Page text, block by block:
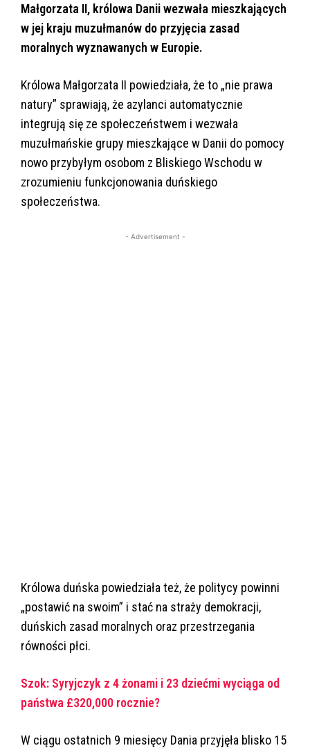
Małgorzata II, królowa Danii wezwała mieszkających
w jej kraju muzułmanów do przyjęcia zasad
moralnych wyznawanych w Europie.
Królowa Małgorzata II powiedziała, że to „nie prawa
natury” sprawiają, że azylanci automatycznie
integrują się ze społeczeństwem i wezwała
muzułmańskie grupy mieszkające w Danii do pomocy
nowo przybyłym osobom z Bliskiego Wschodu w
zrozumieniu funkcjonowania duńskiego
społeczeństwa.
- Advertisement -
Królowa duńska powiedziała też, że politycy powinni
„postawić na swoim” i stać na straży demokracji,
duńskich zasad moralnych oraz przestrzegania
równości płci.
Szok: Syryjczyk z 4 żonami i 23 dziećmi wyciąga od
państwa £320,000 rocznie?
W ciągu ostatnich 9 miesięcy Dania przyjęła blisko 15